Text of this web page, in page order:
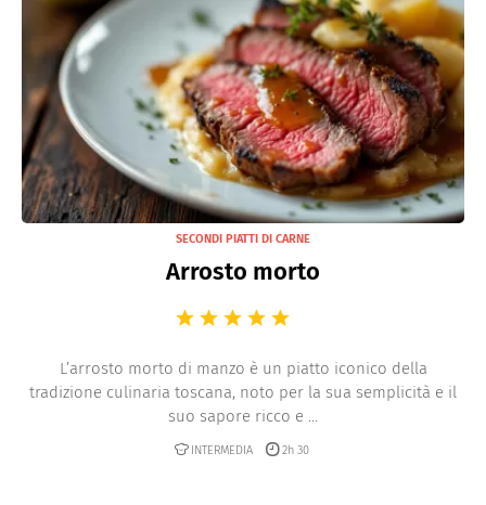
SECONDI PIATTI DI CARNE
Arrosto morto
L’arrosto morto di manzo è un piatto iconico della
tradizione culinaria toscana, noto per la sua semplicità e il
suo sapore ricco e ...
INTERMEDIA 2h 30